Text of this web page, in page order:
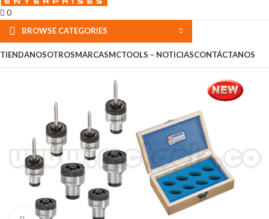
0
BROWSE CATEGORIES
TIENDANOSOTROSMARCASMCTOOLS – NOTICIASCONTÁCTANOS